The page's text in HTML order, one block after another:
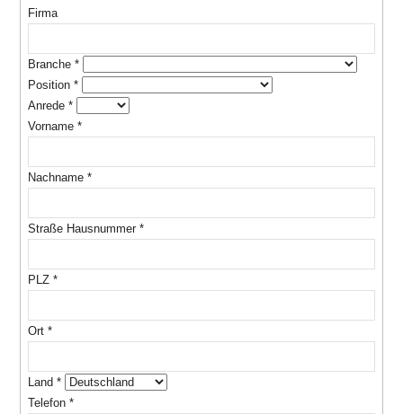
Firma
Branche*
Position*
Anrede*
Vorname*
Nachname*
Straße Hausnummer*
PLZ*
Ort*
Land*
Telefon*